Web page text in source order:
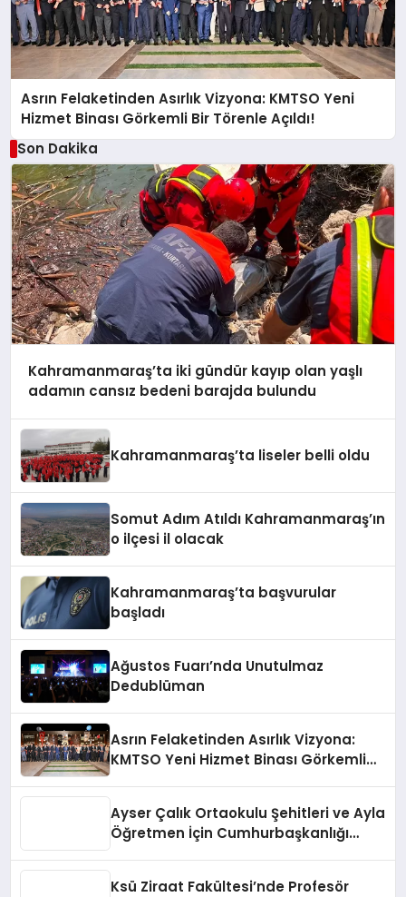
Asrın Felaketinden Asırlık Vizyona: KMTSO Yeni
Hizmet Binası Görkemli Bir Törenle Açıldı!
Son Dakika
Kahramanmaraş’ta iki gündür kayıp olan yaşlı
adamın cansız bedeni barajda bulundu
Kahramanmaraş’ta liseler belli oldu
Somut Adım Atıldı Kahramanmaraş’ın
o ilçesi il olacak
Kahramanmaraş’ta başvurular
başladı
Ağustos Fuarı’nda Unutulmaz
Dedublüman
Asrın Felaketinden Asırlık Vizyona:
KMTSO Yeni Hizmet Binası Görkemli
Ayser Çalık Ortaokulu Şehitleri ve Ayla
Öğretmen İçin Cumhurbaşkanlığı
Ksü Ziraat Fakültesi’nde Profesör